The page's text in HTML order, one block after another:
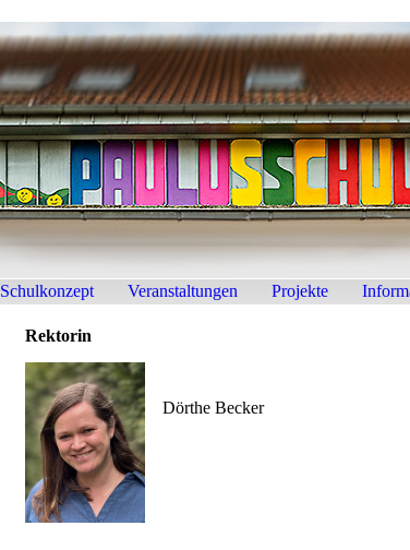
Schulkonzept Veranstaltungen Projekte
Rektorin
Dörthe Becker